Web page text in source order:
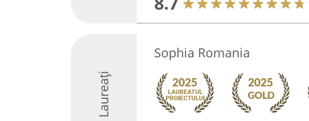
Laureați
Sophia Romania